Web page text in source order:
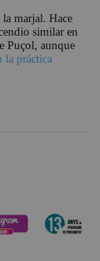
marjal. Hace
similar en
Puçol, aunque
la práctica